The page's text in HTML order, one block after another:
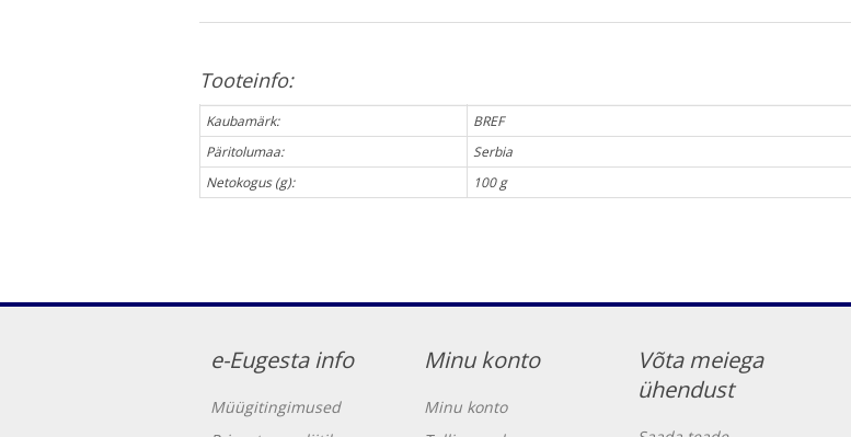
Tooteinfo:
Kaubamärk:
BREF
Päritolumaa:
Serbia
Netokogus (g):
100 g
e-Eugesta info
Müügitingimused
Minu konto
Minu konto
Võta meiega
ühendust